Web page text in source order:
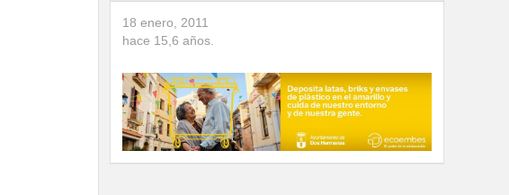
18 enero, 2011
hace 15,6 años.